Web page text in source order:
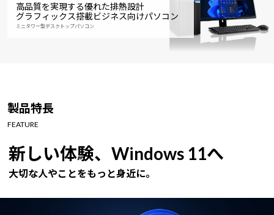
高品質を実現する優れた排熱設計
グラフィックス搭載ビジネス向けパソコン
ミニタワー型デスクトップパソコン
製品特長
FEATURE
新しい体験、Windows 11へ
大切な人やことをもっと身近に。